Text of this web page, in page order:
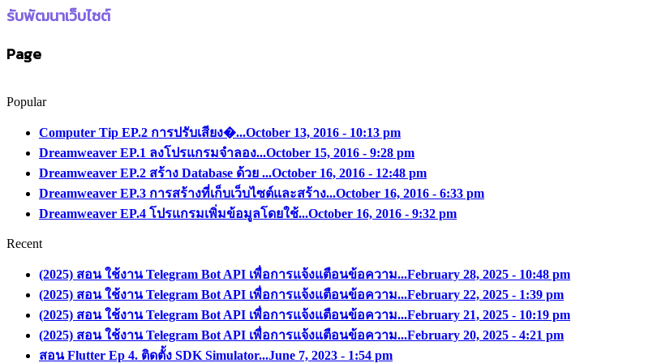
รับพัฒนาเว็บไซต์
Page
Popular
Computer Tip EP.2 การปรับเสียง�...October 13, 2016 - 10:13 pm
Dreamweaver EP.1 ลงโปรแกรมจำลอง...October 15, 2016 - 9:28 pm
Dreamweaver EP.2 สร้าง Database ด้วย ...October 16, 2016 - 12:48 pm
Dreamweaver EP.3 การสร้างที่เก็บเว็บไซต์และสร้าง...October 16, 2016 - 6:33 pm
Dreamweaver EP.4 โปรแกรมเพิ่มข้อมูลโดยใช้...October 16, 2016 - 9:32 pm
Recent
(2025) สอน ใช้งาน Telegram Bot API เพื่อการแจ้งแตือนข้อความ...February 28, 2025 - 10:48 pm
(2025) สอน ใช้งาน Telegram Bot API เพื่อการแจ้งแตือนข้อความ...February 22, 2025 - 1:39 pm
(2025) สอน ใช้งาน Telegram Bot API เพื่อการแจ้งแตือนข้อความ...February 21, 2025 - 10:19 pm
(2025) สอน ใช้งาน Telegram Bot API เพื่อการแจ้งแตือนข้อความ...February 20, 2025 - 4:21 pm
สอน Flutter Ep 4. ติดตั้ง SDK Simulator...June 7, 2023 - 1:54 pm